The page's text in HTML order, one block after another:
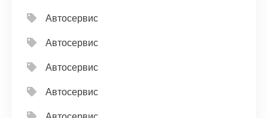
Автосервис
Автосервис
Автосервис
Автосервис